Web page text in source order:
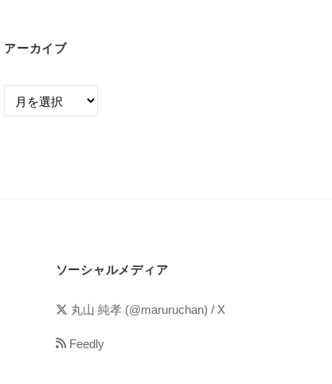
アーカイブ
ソーシャルメディア
丸山 純孝 (@maruruchan) / X
Feedly